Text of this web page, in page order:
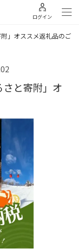
ログイン
」オススメ返礼品のご
と寄附」オ